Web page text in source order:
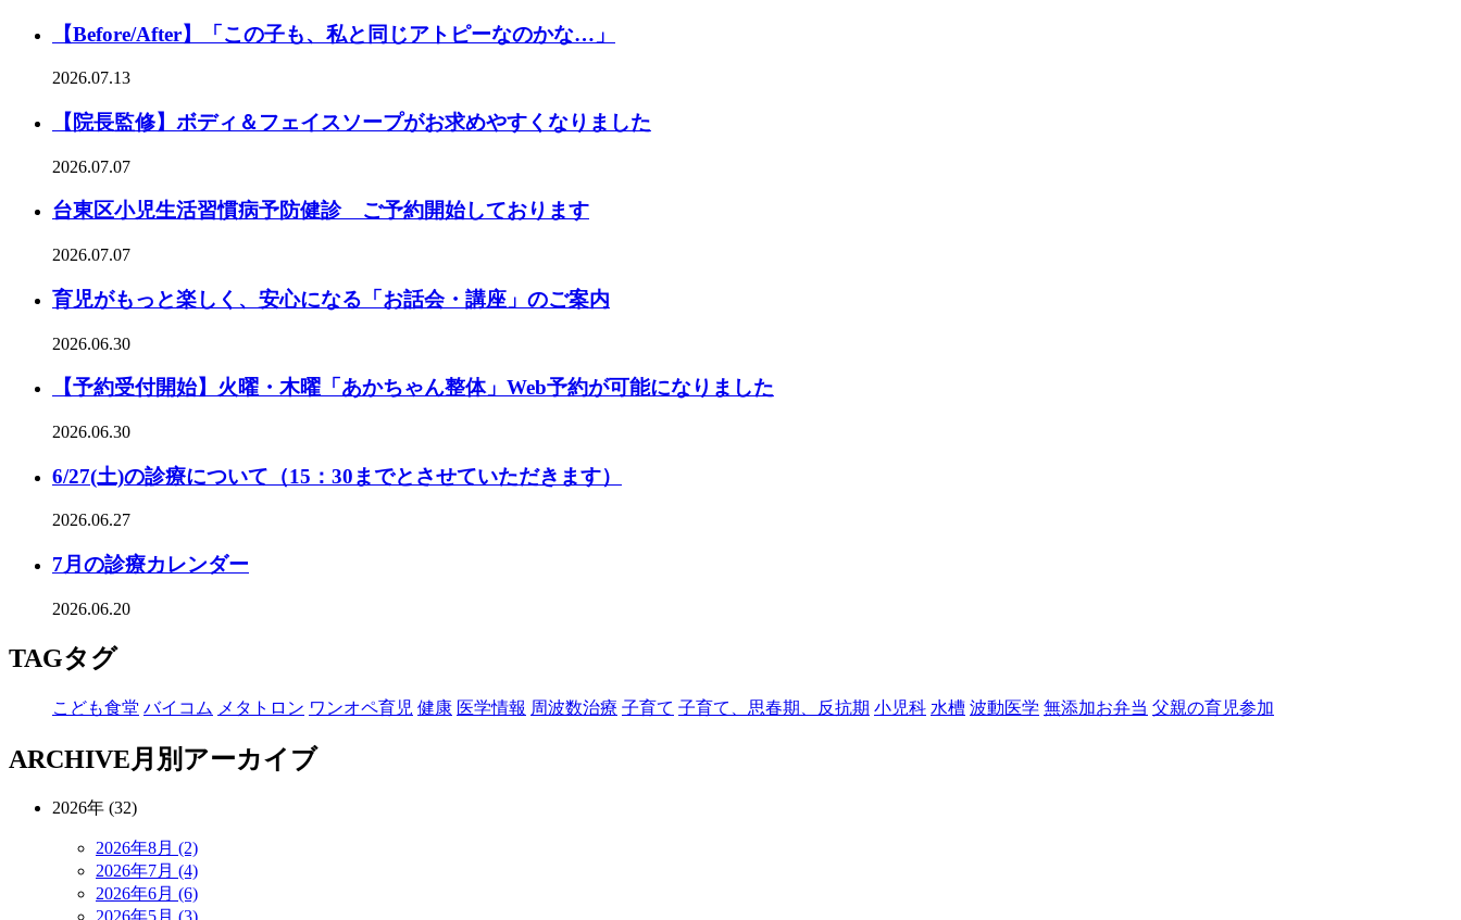
【Before/After】「この子も、私と同じアトピーなのかな…」
2026.07.13
【院長監修】ボディ＆フェイスソープがお求めやすくなりました
2026.07.07
台東区小児生活習慣病予防健診 ご予約開始しております
2026.07.07
育児がもっと楽しく、安心になる「お話会・講座」のご案内
2026.06.30
【予約受付開始】火曜・木曜「あかちゃん整体」Web予約が可能になりました
2026.06.30
6/27(土)の診療について（15：30までとさせていただきます）
2026.06.27
7月の診療カレンダー
2026.06.20
TAGタグ
こども食堂 バイコム メタトロン ワンオペ育児 健康 医学情報 周波数治療 子育て 子育て、思春期、反抗期 小児科 水槽 波動医学 無添加お弁当 父親の育児参加
ARCHIVE月別アーカイブ
2026年 (32)
2026年8月 (2)
2026年7月 (4)
2026年6月 (6)